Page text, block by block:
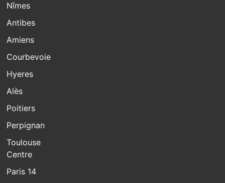
Nîmes
Antibes
Amiens
Courbevoie
Hyeres
Alès
Poitiers
Perpignan
Toulouse
Centre
Paris 14